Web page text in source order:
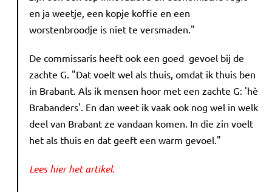
en ja weetje, een kopje koffie en een
worstenbroodje is niet te versmaden."
De commissaris heeft ook een goed gevoel bij de
zachte G. "Dat voelt wel als thuis, omdat ik thuis ben
in Brabant. Als ik mensen hoor met een zachte G: 'hè
Brabanders'. En dan weet ik vaak ook nog wel in welk
deel van Brabant ze vandaan komen. In die zin voelt
het als thuis en dat geeft een warm gevoel."
Lees hier het artikel.